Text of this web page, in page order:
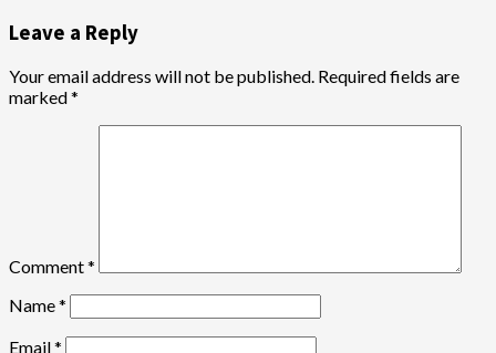
Leave a Reply
Your email address will not be published. Required fields are
marked*
Comment*
Name*
Email*